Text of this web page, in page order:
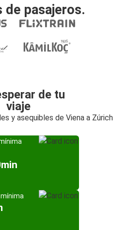
de pasajeros.
de tu
viaje
y asequibles de Viena a Zúrich